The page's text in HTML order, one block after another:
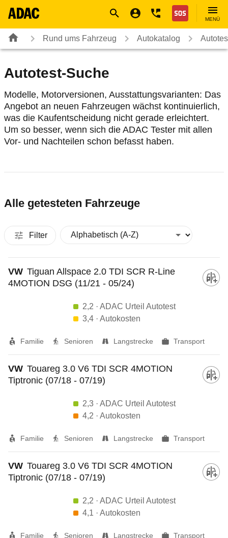
Nothilfe
MENÜ
Rund ums Fahrzeug Autokatalog
Autotest-Suche
Modelle, Motorversionen, Ausstattungsvarianten: Das
Angebot an neuen Fahrzeugen wächst kontinuierlich,
was die Kaufentscheidung nicht gerade erleichtert.
Um so besser, wenn sich die ADAC Tester mit allen
Vor- und Nachteilen schon befasst haben.
Alle getesteten Fahrzeuge
Filter
VW Tiguan Allspace 2.0 TDI SCR R-Line
4MOTION DSG (11/21 - 05/24)
2,2 · ADAC Urteil Autotest
3,4 · Autokosten
Familie Senioren Langstrecke Transport
VW Touareg 3.0 V6 TDI SCR 4MOTION
Tiptronic (07/18 - 07/19)
2,3 · ADAC Urteil Autotest
4,2 · Autokosten
Familie Senioren Langstrecke Transport
VW Touareg 3.0 V6 TDI SCR 4MOTION
Tiptronic (07/18 - 07/19)
2,2 · ADAC Urteil Autotest
4,1 · Autokosten
Familie Senioren Langstrecke Transport